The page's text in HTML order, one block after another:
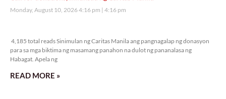
Monday, August 10, 2026 4:16 pm 4:16 pm
4,185 total reads Sinimulan ng Caritas Manila ang pangnagalap ng donasyon
para sa mga biktima ng masamang panahon na dulot ng pananalasa ng
Habagat. Apela ng
READ MORE »